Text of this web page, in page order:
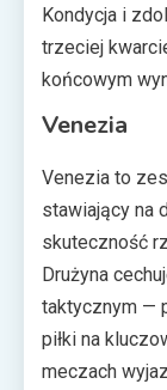
Kondycja i
trzeciej
końcowym
Venezia
Venezia to
stawiający na
skuteczność
Drużyna
taktycznym —
piłki na
meczach